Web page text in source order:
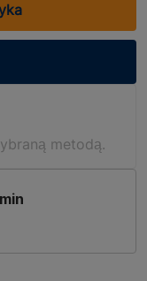
metodą.